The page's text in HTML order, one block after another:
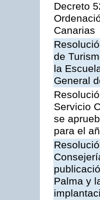
Decreto
Canarias
de
la
General
Servicio
se
para el
Palma y